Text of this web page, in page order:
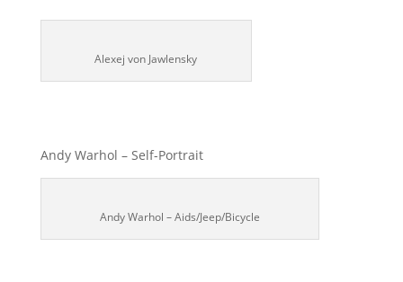
Alexej von Jawlensky
Andy Warhol – Self-Portrait
Andy Warhol – Aids/Jeep/Bicycle